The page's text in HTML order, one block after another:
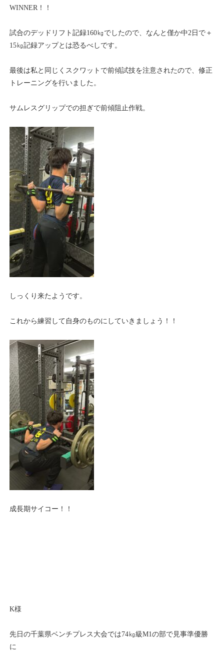
WINNER！！
試合のデッドリフト記録160㎏でしたので、なんと僅か中2日で＋
15㎏記録アップとは恐るべしです。
最後は私と同じくスクワットで前傾試技を注意されたので、修正
トレーニングを行いました。
サムレスグリップでの担ぎで前傾阻止作戦。
しっくり来たようです。
これから練習して自身のものにしていきましょう！！
成長期サイコー！！
K様
先日の千葉県ベンチプレス大会では74㎏級M1の部で見事準優勝
に